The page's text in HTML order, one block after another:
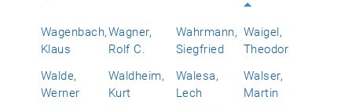
Wagenbach,
Klaus
Wagner,
Rolf C.
Wahrmann,
Siegfried
Waigel,
Theodor
Walde,
Werner
Waldheim,
Kurt
Walesa,
Lech
Walser,
Martin